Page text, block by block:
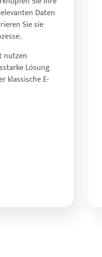
Daten
Sie sie
nutzen
Lösung
klassische E-
zu –
Arbeiten.
Archive
Kosten.